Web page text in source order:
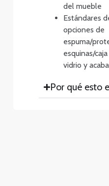
del mueble
Estándares
opciones de
espuma/
esquinas/
vidrio y
Por qué esto